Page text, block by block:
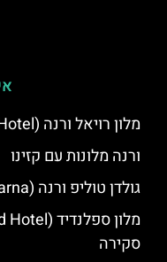
מלון רויאל ורנה (Royal Hotel) – סקירה
ורנה מלונות עם קזינו
גולדן טוליפ ורנה (Golden Tulip Varna) – סקירה
סקירה